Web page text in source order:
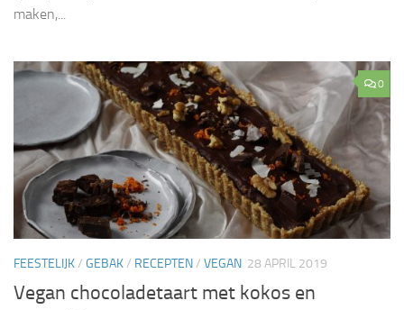
maken,...
0
FEESTELIJK/ GEBAK/ RECEPTEN/ VEGAN 28 APRIL 2019
Vegan chocoladetaart met kokos en